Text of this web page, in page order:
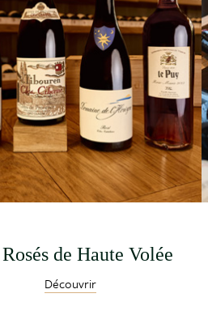
de Haute Volée
Découvrir